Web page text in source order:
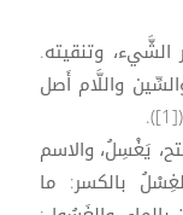
وتنقيته.
واللَّام أَصل
يَغْسِلُ، والاسم
بالكسر: ما